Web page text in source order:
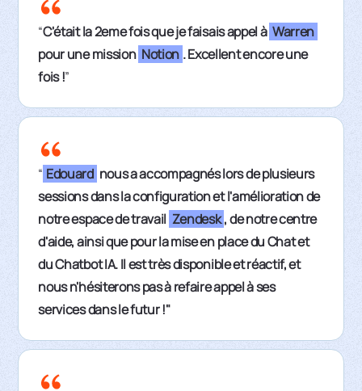
“C'était la 2eme fois que je faisais appel à Warren
pour une mission Notion . Excellent encore une
fois !”
“ Edouard nous a accompagnés lors de plusieurs
sessions dans la configuration et l'amélioration de
notre espace de travail Zendesk , de notre centre
d'aide, ainsi que pour la mise en place du Chat et
du Chatbot IA. Il est très disponible et réactif, et
nous n'hésiterons pas à refaire appel à ses
services dans le futur !"